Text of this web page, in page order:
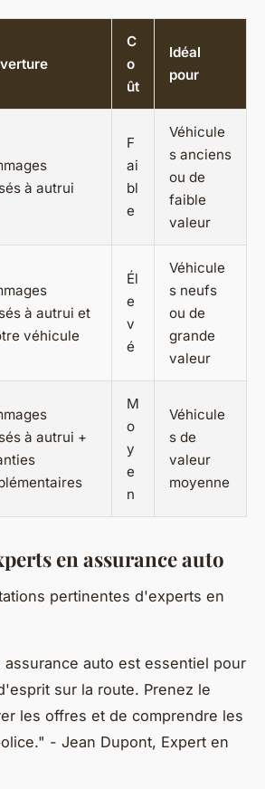
C
o
ût
Idéal
pour
à autrui
F
ai
bl
e
Véhicule
s anciens
ou de
faible
valeur
à autrui et
véhicule
Él
e
v
é
Véhicule
s neufs
ou de
grande
valeur
à autrui +
M
o
y
e
n
Véhicule
s de
valeur
moyenne
en assurance auto
pertinentes d'experts en
auto est essentiel pour
sur la route. Prenez le
les offres et de comprendre les
- Jean Dupont, Expert en